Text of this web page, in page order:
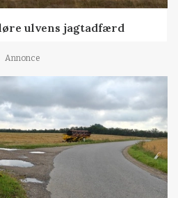
ulvens jagtadfærd
Annonce